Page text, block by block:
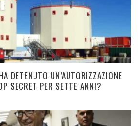
DETENUTO UN’AUTORIZZAZIONE
SECRET PER SETTE ANNI?